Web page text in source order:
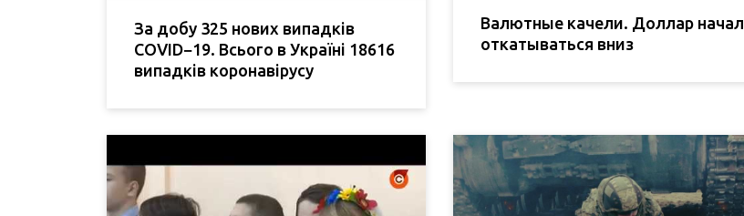
За добу 325 нових випадків
COVID−19. Всього в Україні 18616
випадків коронавірусу
Валютные качели. Доллар начал
откатываться вниз